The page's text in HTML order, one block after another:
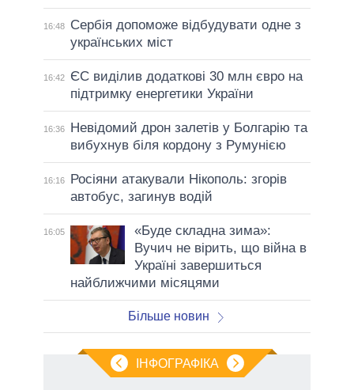
16:48
Сербія допоможе відбудувати одне з
українських міст
16:42
ЄС виділив додаткові 30 млн євро на
підтримку енергетики України
16:36
Невідомий дрон залетів у Болгарію та
вибухнув біля кордону з Румунією
16:16
Росіяни атакували Нікополь: згорів
автобус, загинув водій
16:05
«Буде складна зима»:
Вучич не вірить, що війна в
Україні завершиться
найближчими місяцями
Більше новин
ІНФОГРАФІКА